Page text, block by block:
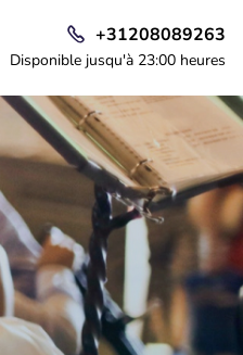
+31208089263
Disponible jusqu'à 23:00 heures